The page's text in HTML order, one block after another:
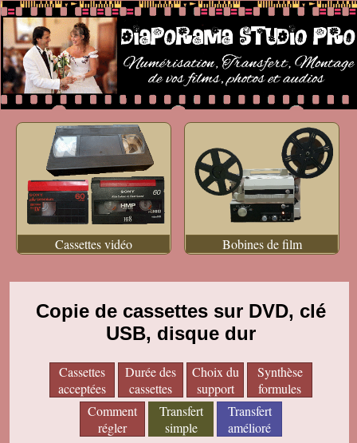
Cassettes vidéo Bobines de film
Copie de cassettes sur DVD, clé
USB, disque dur
Cassettes
acceptées
Durée des
cassettes
Choix du
support
Synthèse
formules
Comment
régler
Transfert
simple
Transfert
amélioré